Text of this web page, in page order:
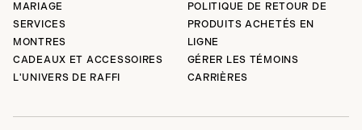
MARIAGE
SERVICES
MONTRES
CADEAUX ET ACCESSOIRES
L'UNIVERS DE RAFFI
POLITIQUE DE RETOUR DE
PRODUITS ACHETÉS EN
LIGNE
GÉRER LES TÉMOINS
CARRIÈRES